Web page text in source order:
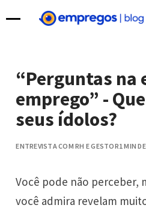
Pular para o conteúdo
“Perguntas na
emprego” -
seus ídolos?
ENTREVISTA COM RH E GESTOR1 MIN
Você pode não perceber,
você admira revelam